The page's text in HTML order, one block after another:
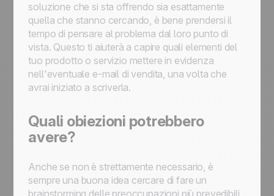
soluzione che si sta offrendo sia esattamente
quella che stanno cercando, è bene prendersi il
tempo di pensare al problema dal loro punto di
vista. Questo ti aiuterà a capire quali elementi del
tuo prodotto o servizio mettere in evidenza
nell'eventuale e-mail di vendita, una volta che
avrai iniziato a scriverla.
Quali obiezioni potrebbero
avere?
Anche se non è strettamente necessario, è
sempre una buona idea cercare di fare un
brainstorming delle preoccupazioni più prevedibili